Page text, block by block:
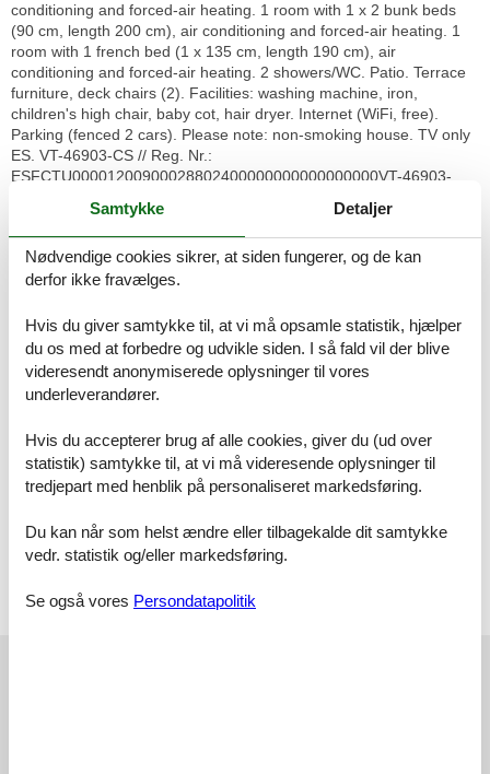
conditioning and forced-air heating. 1 room with 1 x 2 bunk beds
(90 cm, length 200 cm), air conditioning and forced-air heating. 1
room with 1 french bed (1 x 135 cm, length 190 cm), air
conditioning and forced-air heating. 2 showers/WC. Patio. Terrace
furniture, deck chairs (2). Facilities: washing machine, iron,
children's high chair, baby cot, hair dryer. Internet (WiFi, free).
Parking (fenced 2 cars). Please note: non-smoking house. TV only
ES. VT-46903-CS // Reg. Nr.:
ESFCTU00001200900028802400000000000000000VT-46903-
Costa Norte: Modern, cosy villa "Les Oliveres", 2 storeys, built in
2025. Outside the resort, 1.2 km from the centre of Vinaroz, in a
quiet position residential area (villas), 100 m from the sea, 100 m
18 m2, seasonal availability: 28.Jun. - 05.Sep.). Outdoor shower,
barbecue. In the house: air conditioning. Parking. Supermarket 1.5
km, shopping centre 5.5 km, restaurant 300 m, bar 200 m, bus stop
"Avda. Francisco José Balada" 300 m, railway station "Vinaròs" 4
km, sandy beach "Vinaròs" 1.3 km, shingle beach "Playa del
km. Nearby attractions: Peñiscola 18 km, Ciutat de les Arts i les
Ciències 154 km, Morella 63 km, Delta del Ebro 35 km, Port
Aventura 102 km, Coves de Sant Josep 115 km. Hiking paths:
Please note: car recommended, no lift. The owner does not accept
any youth groups. Neighbourhood highly sensitive to noise.
Licens nr.: VT-46903-CS
Samtykke Detaljer
Nødvendige cookies sikrer, at siden fungerer, og de kan
derfor ikke fravælges.
Hvis du giver samtykke til, at vi må opsamle statistik, hjælper
du os med at forbedre og udvikle siden. I så fald vil der blive
videresendt anonymiserede oplysninger til vores
underleverandører.
Hvis du accepterer brug af alle cookies, giver du (ud over
statistik) samtykke til, at vi må videresende oplysninger til
tredjepart med henblik på personaliseret markedsføring.
Du kan når som helst ændre eller tilbagekalde dit samtykke
vedr. statistik og/eller markedsføring.
Se også vores Persondatapolitik